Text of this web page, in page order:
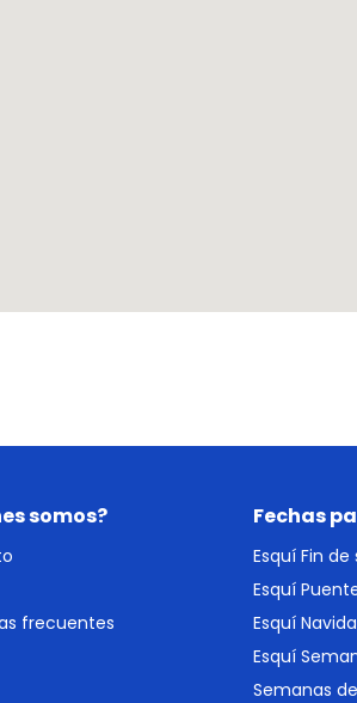
somos?
frecuentes
Fechas
Esquí Fin
Esquí
Esquí
Esquí
Semanas